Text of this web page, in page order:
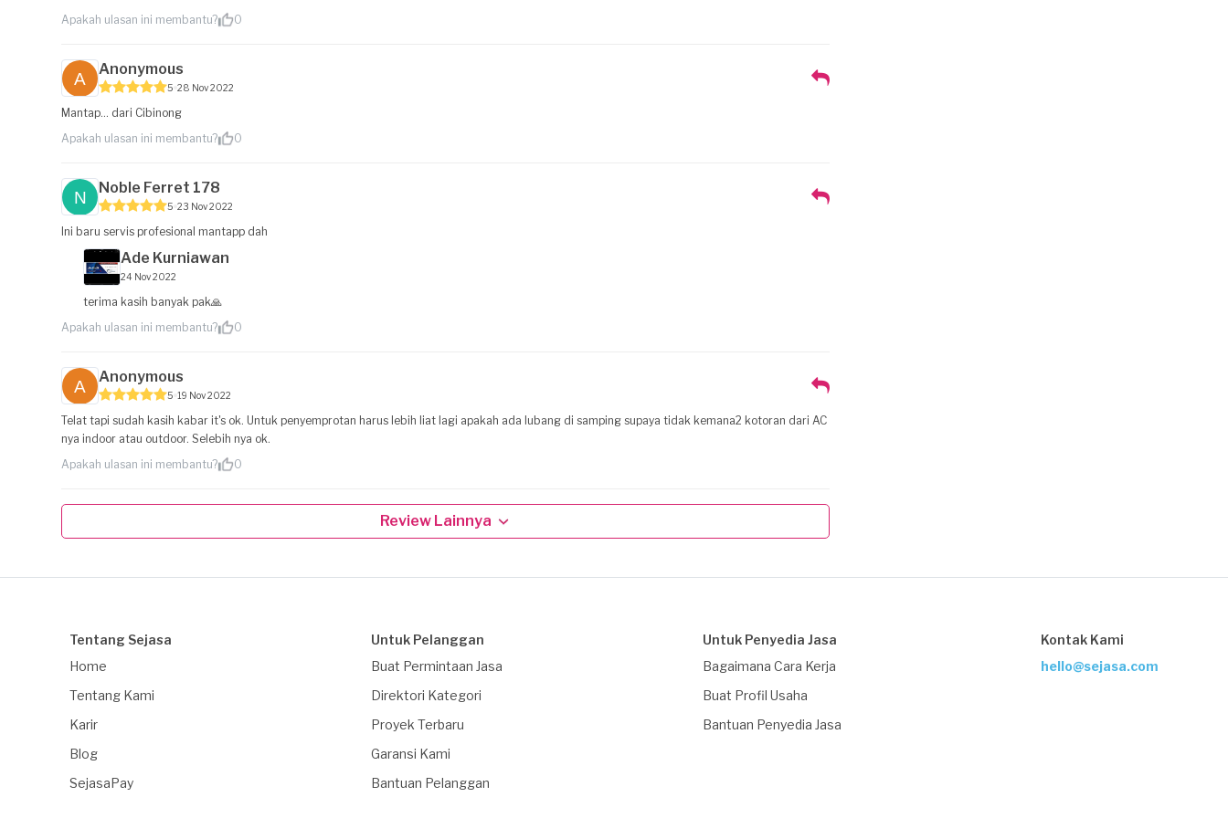
Apakah ulasan ini membantu?
0
Anonymous
5 28 Nov 2022
Mantap... dari Cibinong
Apakah ulasan ini membantu?
0
Noble Ferret 178
5 23 Nov 2022
Ini baru servis profesional mantapp dah
Ade Kurniawan
24 Nov 2022
terima kasih banyak pak🙏
Apakah ulasan ini membantu?
0
Anonymous
5 19 Nov 2022
Telat tapi sudah kasih kabar it's ok. Untuk penyemprotan harus lebih liat lagi apakah ada lubang di samping supaya tidak kemana2 kotoran dari AC
nya indoor atau outdoor. Selebih nya ok.
Apakah ulasan ini membantu?
0
Review Lainnya
Tentang Sejasa
Home
Tentang Kami
Karir
Blog
SejasaPay
Untuk Pelanggan
Buat Permintaan Jasa
Direktori Kategori
Proyek Terbaru
Garansi Kami
Bantuan Pelanggan
Untuk Penyedia Jasa
Bagaimana Cara Kerja
Buat Profil Usaha
Bantuan Penyedia Jasa
Kontak Kami
hello@sejasa.com